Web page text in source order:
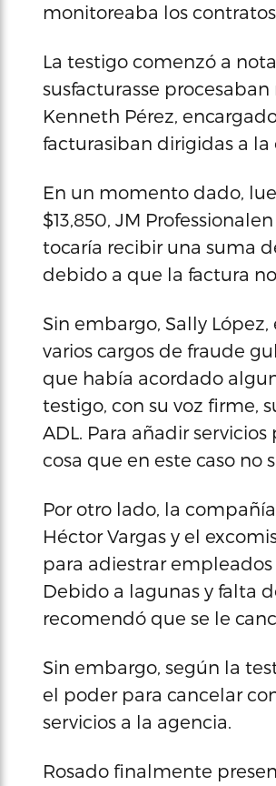
monitoreaba los
La testigo comenzó a
susfacturasse
Kenneth Pérez,
facturasiban dirigidas a la
En un momento dado,
$13,850, JM
tocaría recibir una suma
debido a que la factura
Sin embargo, Sally
varios cargos de fraude
que había acordado
testigo, con su voz firme,
ADL. Para añadir
cosa que en este caso no
Por otro lado, la
Héctor Vargas y el
para adiestrar
Debido a lagunas y falta
recomendó que se le
Sin embargo, según la
el poder para cancelar
servicios a la agencia.
Rosado finalmente